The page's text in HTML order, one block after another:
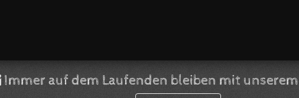
Immer auf dem Laufenden bleiben mit